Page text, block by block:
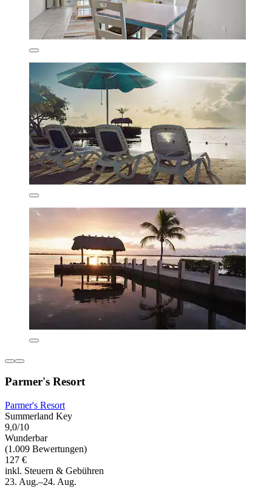
Parmer's Resort
Parmer's Resort
Summerland Key
9,0/10
Wunderbar
(1.009 Bewertungen)
127 €
inkl. Steuern & Gebühren
23. Aug.–24. Aug.